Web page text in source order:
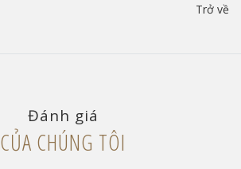
Trở về
Đánh giá
CỦA CHÚNG TÔI